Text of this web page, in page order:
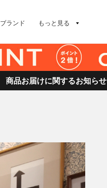
ブランド もっと見る
商品お届けに関するお知らせ